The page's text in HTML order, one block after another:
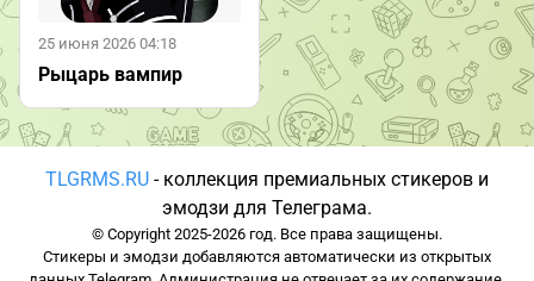
25 июня 2026 04:18
Рыцарь вампир
TLGRMS.RU - коллекция премиальных стикеров и
эмодзи для Телеграма.
© Copyright 2025-2026 год. Все права защищены.
Стикеры и эмодзи добавляются автоматически из открытых